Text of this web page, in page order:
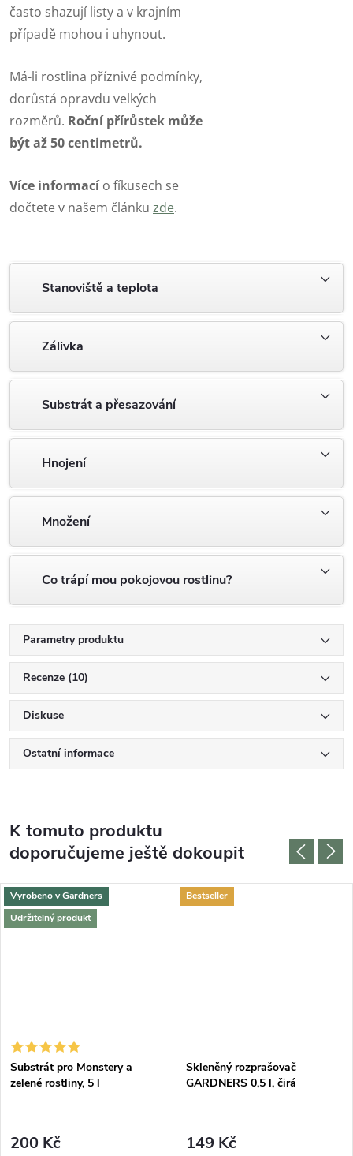
často shazují listy a v krajním
případě mohou i uhynout.
Má-li rostlina příznivé podmínky,
dorůstá opravdu velkých
rozměrů. Roční přírůstek může
být až 50 centimetrů.
Více informacío fíkusech se
dočtete v našem článku zde.
Stanoviště a teplota
Zálivka
Substrát a přesazování
Hnojení
Množení
Co trápí mou pokojovou rostlinu?
Parametry produktu
Recenze (10)
Diskuse
Ostatní informace
K tomuto produktu
doporučujeme ještě dokoupit
Vyrobeno v Gardners
Udržitelný produkt
Substrát pro Monstery a
zelené rostliny, 5 l
200 Kč
Bestseller
Skleněný rozprašovač
GARDNERS 0,5 l, čirá
149 Kč